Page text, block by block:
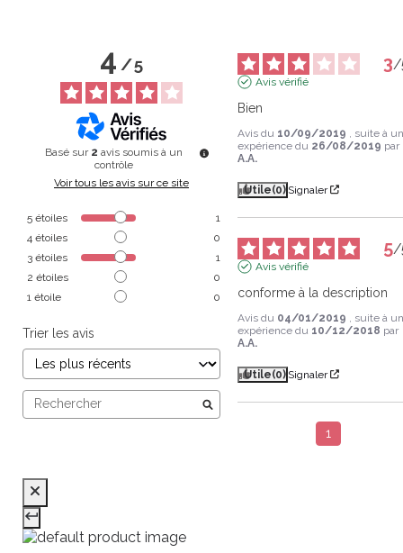
4/5
Basé sur 2 avis soumis à un
contrôle
Voir tous les avis sur ce site
5 étoiles
1
4 étoiles
0
3 étoiles
1
2 étoiles
0
1 étoile 0
Trier les avis
3/
Avis vérifié
Bien
Avis du 10/09/2019 , suite à
expérience du 26/08/2019 par
A.A.
Utile(0) Signaler
5/
Avis vérifié
conforme à la description
Avis du 04/01/2019 , suite à
expérience du 10/12/2018 par
A.A.
Utile(0) Signaler
1